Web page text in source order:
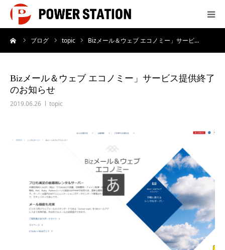
ブログ topic Bizメール＆ウェブ エコノミー」サービ…
Bizメール＆ウェブ エコノミー」サービス提供終了
のお知らせ
2019.06.26 topic
サービス
会社概要
お問い合わせ